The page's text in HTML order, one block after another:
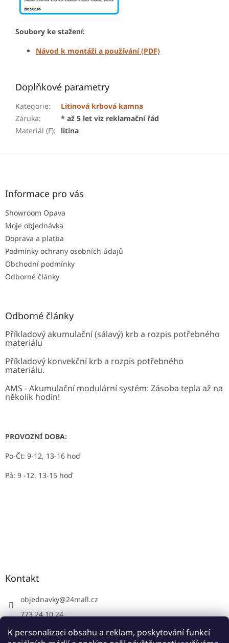
K personalizaci obsahu a reklam, poskytování funkcí
Soubory ke stažení:
Návod k montáži a používání (PDF)
Doplňkové parametry
Kategorie:
Litinová krbová kamna
Záruka:
* až 5 let viz reklamační řád
Materiál (F): litina
Z
Informace pro vás
Showroom Opava
Moje objednávka
Doprava a platba
Podmínky ochrany osobních údajů
Obchodní podmínky
Odborné články
Odborné články
Příkladový akumulační (sálavý) krb a rozpis potřebného
materiálu
Příkladový konvekční krb a rozpis potřebného
materiálu.
AMS - Akumulační modulární systém: Zásoba tepla až na
několik hodin!
PROVOZNÍ DOBA:
Po-Čt: 9-12, 13-16 hoď
Pá: 9 -12, 13-15 hoď
Kontakt
objednavky@24mall.cz
773 24 10 24
https://www.facebook.com/24krby